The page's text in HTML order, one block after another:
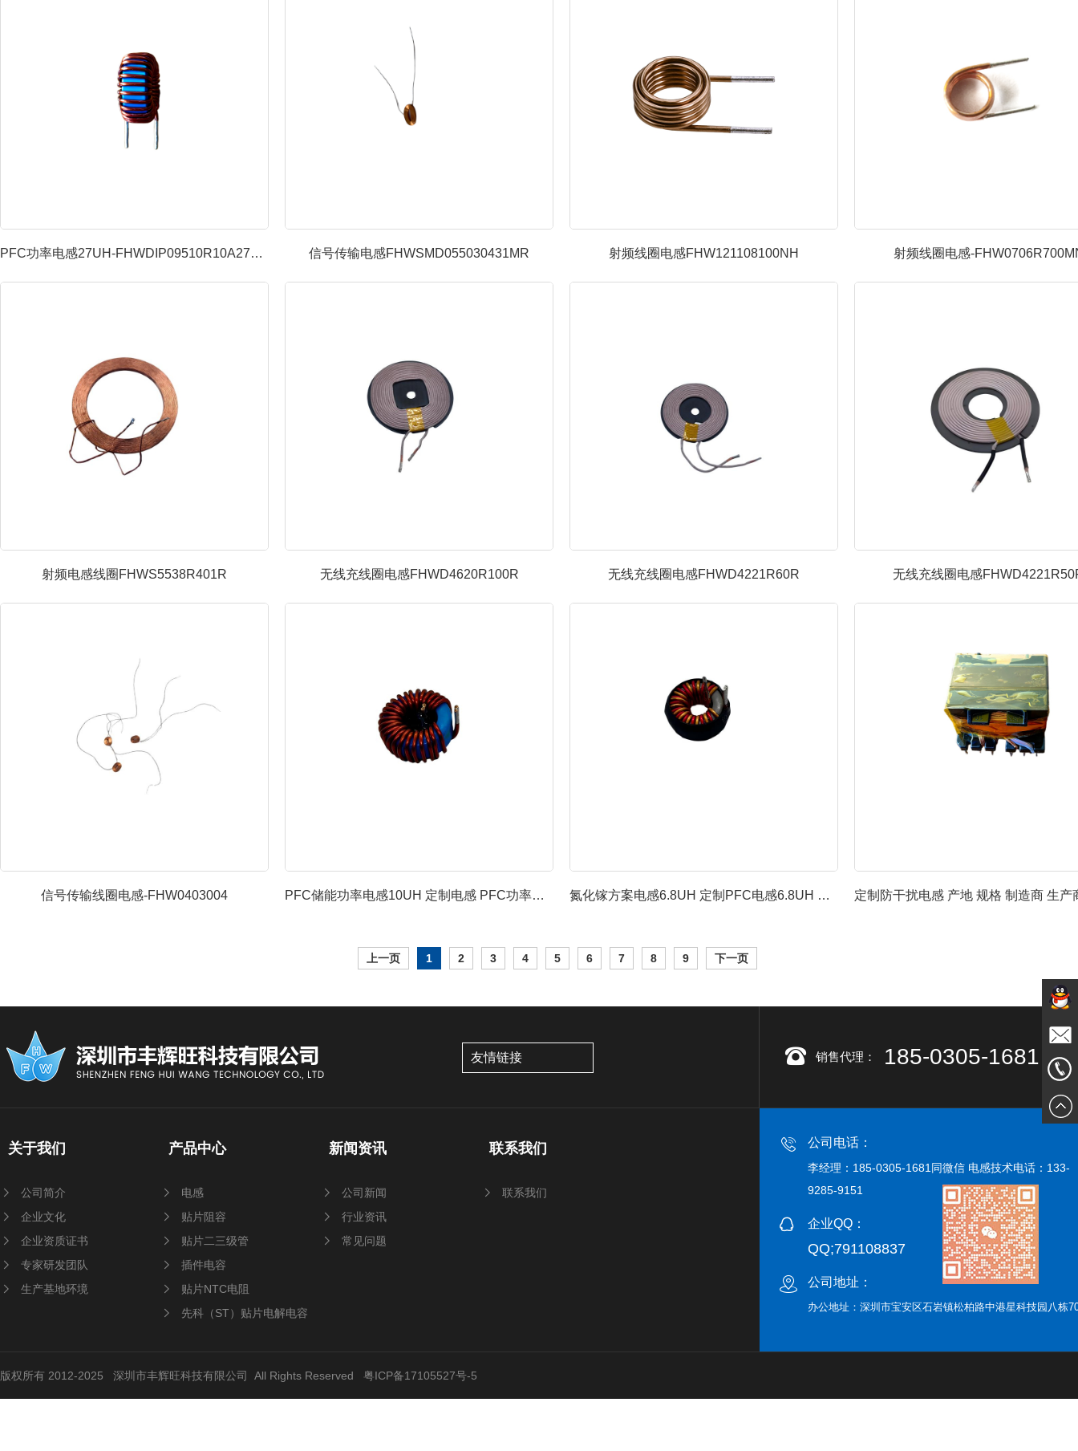
PFC功率电感27UH-FHWDIP09510R10A270MB... 信号传输电感FHWSMD055030431MR 射频线圈电感FHW121108100NH 射频线圈电感-
射频电感线圈FHWS5538R401R 无线充线圈电感FHWD4620R100R 无线充线圈电感FHWD4221R60R 无线充线圈电感
信号传输线圈电感-FHW0403004 PFC储能功率电感10UH 定制电感 PFC功率电感-FH... 氮化镓方案电感6.8UH 定制PFC电感6.8UH 功率电...
上一页 1 2 3 4 5 6 7 8 9 下一页
销售代理： 185-0305-1681
公司电话：
李经理：185-0305-1681同微信 电感技术电话：133-
9285-9151
企业QQ：
QQ;791108837
公司地址：
办公地址：深圳市宝安区石岩镇松柏路中港星科技园八栋
关于我们
公司简介
企业文化
企业资质证书
专家研发团队
生产基地环境
产品中心
电感
贴片阻容
贴片二三级管
插件电容
贴片NTC电阻
先科（ST）贴片电解电容
新闻资讯
公司新闻
行业资讯
常见问题
联系我们
联系我们
版权所有 2012-2025 深圳市丰辉旺科技有限公司 All Rights Reserved 粤ICP备17105527号-5
邮箱